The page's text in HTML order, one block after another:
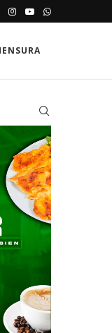
MINAYA DESTINARÁ